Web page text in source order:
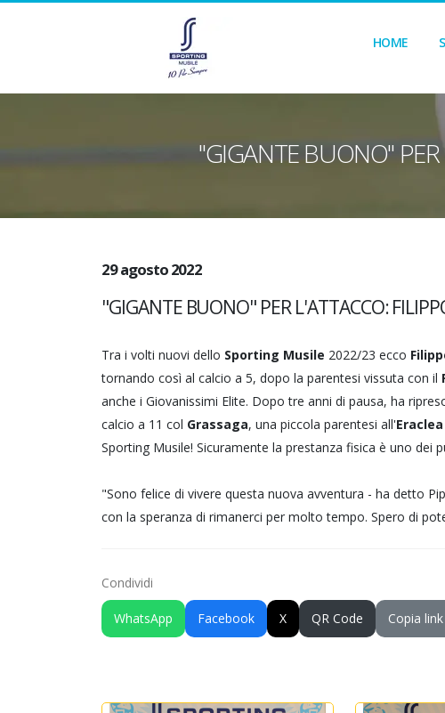
HOME
"GIGANTE BUONO"
29 agosto 2022
"GIGANTE BUONO" PER L'ATTACCO:
Tra i volti nuovi dello Sporting Musile 2022/23 ecco
tornando così al calcio a 5, dopo la parentesi vissuta con il
anche i Giovanissimi Elite. Dopo tre anni di pausa, ha
calcio a 11 col Grassaga, una piccola parentesi all'Eraclea
Sporting Musile! Sicuramente la prestanza fisica è uno dei
"Sono felice di vivere questa nuova avventura - ha detto
con la speranza di rimanerci per molto tempo. Spero di
Condividi
WhatsApp Facebook X QR Code Copia link